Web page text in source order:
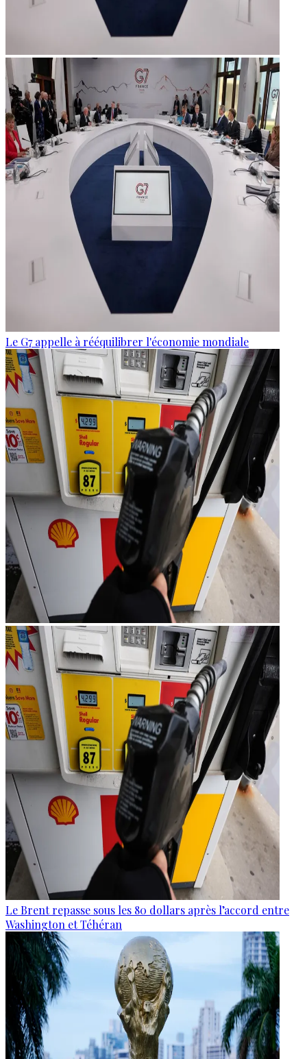
Le G7 appelle à rééquilibrer l'économie mondiale
Le Brent repasse sous les 80 dollars après l’accord entre
Washington et Téhéran